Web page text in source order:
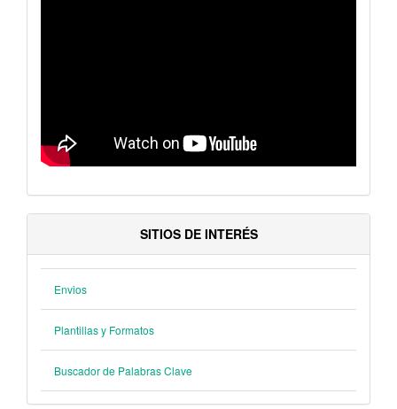
SITIOS DE INTERÉS
Envios
Plantillas y Formatos
Buscador de Palabras Clave